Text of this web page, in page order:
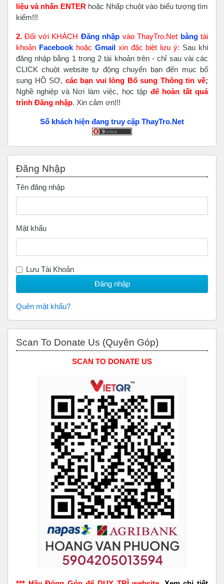
liệu và nhấn ENTER hoặc Nhấp chuột vào biểu tượng tìm
kiếm!!!
2. Đối với KHÁCH Đăng nhập vào ThayTro.Net bằngtài
khoản Facebook hoặc Gmailxin đặc biệt lưu ý: Sau khi
đăng nhập bằng 1 trong 2 tài khoản trên - chỉ sau vài các
CLICK chuột website tự động chuyển bạn đến mục bổ
sung HỒ SƠ, các bạn vui lòng Bổ sung Thông tin về;
Nghề nghiệp và Nơi làm việc, học tập để hoàn tấtquá
trình Đăng nhập. Xin cảm ơn!!!
Số khách hiện đang truy cập ThayTro.Net
Đăng Nhập
Tên đăng nhập
Mật khẩu
Lưu Tài Khoản
Quên mật khẩu?
Scan To Donate Us (Quyên Góp)
SCAN TO DONATE US